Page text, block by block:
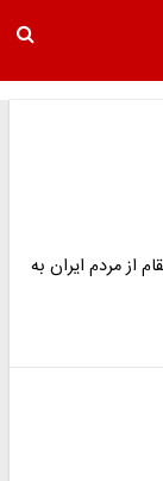
از مردم ایران به‌